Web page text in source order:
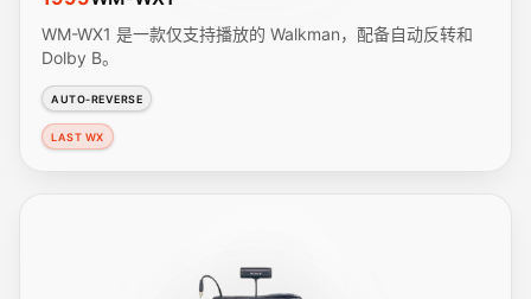
WM-WX1 是一款仅支持播放的 Walkman，配备自动反转和
Dolby B。
AUTO-REVERSE
LAST WX